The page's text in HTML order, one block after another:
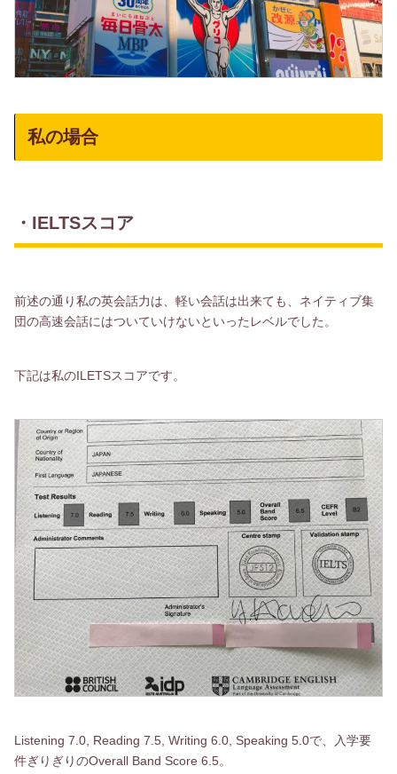
私の場合
・IELTSスコア
前述の通り私の英会話力は、軽い会話は出来ても、ネイティブ集
団の高速会話にはついていけないといったレベルでした。
下記は私のILETSスコアです。
Listening 7.0, Reading 7.5, Writing 6.0, Speaking 5.0で、入学要
件ぎりぎりのOverall Band Score 6.5。